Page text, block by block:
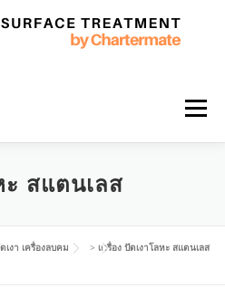
Menu
ครื่องลบคม
น้ำยาเคลือบ ปรับสภาพพื้นผิว
ะ สแตนเลส
เงา เครื่องลบคม > เครื่อง ปัดเงาโลหะ สแตนเลส